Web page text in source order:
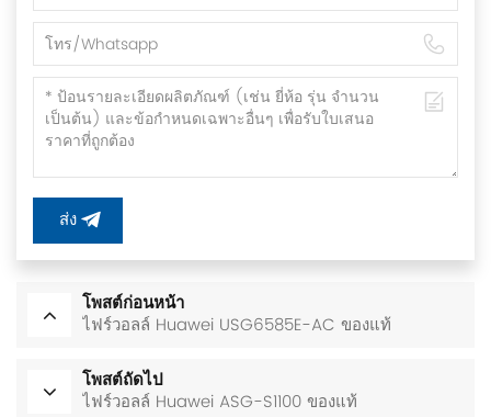
ส่ง
โพสต์ก่อนหน้า
ไฟร์วอลล์ Huawei USG6585E-AC ของแท้
โพสต์ถัดไป
ไฟร์วอลล์ Huawei ASG-S1100 ของแท้